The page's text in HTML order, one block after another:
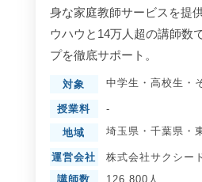
身な家庭教師サービスを提
ウハウと14万人超の講師数
プを徹底サポート。
対象 中学生 ・ 高校生 ・
授業料 -
地域 埼玉県 ・ 千葉県 ・
運営会社
株式会社サクシー
講師数
126,800人